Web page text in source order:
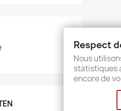
Respect
Nous
statistiques
encore de